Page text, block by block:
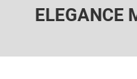
ELEGANCE